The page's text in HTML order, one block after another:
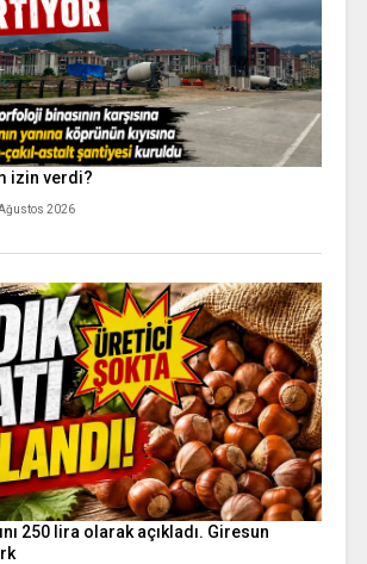
izin verdi?
2026
250 lira olarak açıkladı. Giresun